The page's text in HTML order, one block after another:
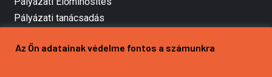
Pályázati tanácsadás
Mezőgazdasági pályázatírás
Az Ön adatainak védelme fontos a számunkra